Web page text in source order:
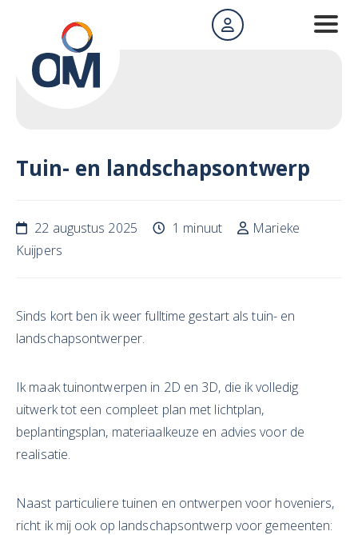
Tuin- en landschapsontwerp
22 augustus 2025 1 minuut
Marieke
Kuijpers
Sinds kort ben ik weer fulltime gestart als tuin- en
landschapsontwerper.
Ik maak tuinontwerpen in 2D en 3D, die ik volledig
uitwerk tot een compleet plan met lichtplan,
beplantingsplan, materiaalkeuze en advies voor de
realisatie.
Naast particuliere tuinen en ontwerpen voor hoveniers,
richt ik mij ook op landschapsontwerp voor gemeenten: